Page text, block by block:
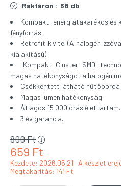
Raktáron : 68 db
Kompakt, energiatakarékos és
fényforrás.
Retrofit kivitel (A halogén
kialakítású)
Kompakt Cluster SMD
magas hatékonyságot a halogén
Csökkentett látható hűtőborda
Magas lumen hatékonyság.
Átlagos 15 000 órás élettartam.
3 év garancia.
659 Ft
800Ft
Kezdete: 2026.05.21
A készlet
Megtakarítás 141 Ft